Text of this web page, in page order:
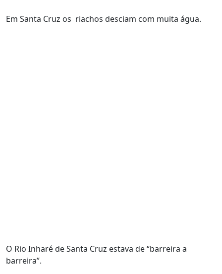
Em Santa Cruz os riachos desciam com muita água.
O Rio Inharé de Santa Cruz estava de “barreira a
barreira”.